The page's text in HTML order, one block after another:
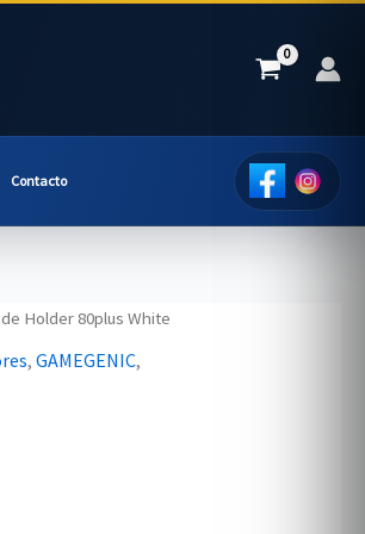
Contacto
Holder 80plus White
, GAMEGENIC,